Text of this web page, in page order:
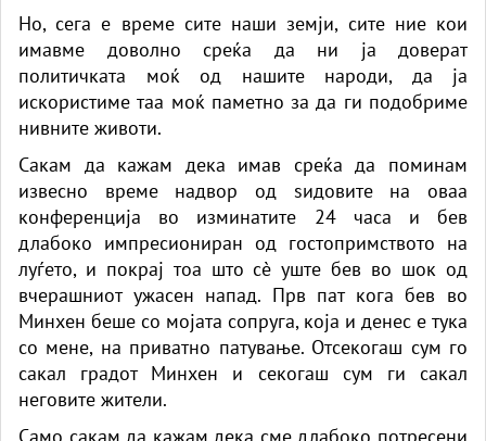
Но, сега е време сите наши земји, сите ние кои
имавме доволно среќа да ни ја доверат
политичката моќ од нашите народи, да ја
искористиме таа моќ паметно за да ги подобриме
нивните животи.
Сакам да кажам дека имав среќа да поминам
извесно време надвор од ѕидовите на оваа
конференција во изминатите 24 часа и бев
длабоко импресиониран од гостопримството на
луѓето, и покрај тоа што сè уште бев во шок од
вчерашниот ужасен напад. Прв пат кога бев во
Минхен беше со мојата сопруга, која и денес е тука
со мене, на приватно патување. Отсекогаш сум го
сакал градот Минхен и секогаш сум ги сакал
неговите жители.
Само сакам да кажам дека сме длабоко потресени